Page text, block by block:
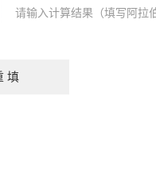
请输入计算结果（填写阿拉